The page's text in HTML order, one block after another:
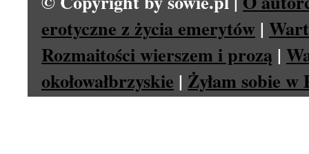
erotyczne z życia emerytów |
Rozmaitości wierszem i prozą |
okołowałbrzyskie | Żyłam sobie